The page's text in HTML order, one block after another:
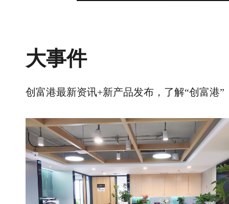
大事件
创富港最新资讯+新产品发布，了解“创富港